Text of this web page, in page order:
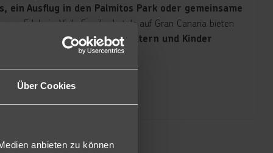
Über Cookies
anbieten zu können
ein Ausflug in den Palmitos Park oder gemeinsame
zum Erlebnis. Viele Familienhotels auf Gran Canaria bieten
Menüs, sodass Eltern und Kinder